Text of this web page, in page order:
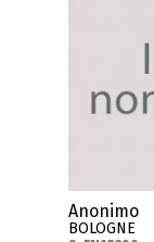
Anonimo
BOLOGNE